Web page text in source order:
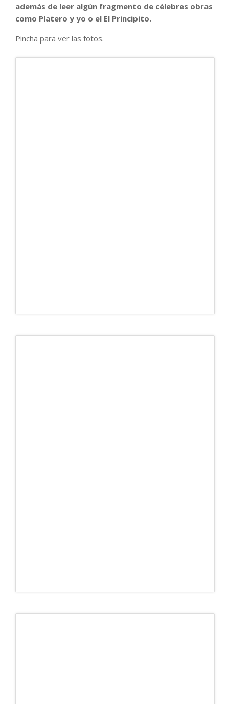
además de leer algún fragmento de célebres obras
como Platero y yo o el El Principito.
Pincha para ver las fotos.